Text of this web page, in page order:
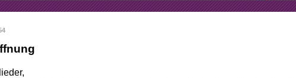
Trainer